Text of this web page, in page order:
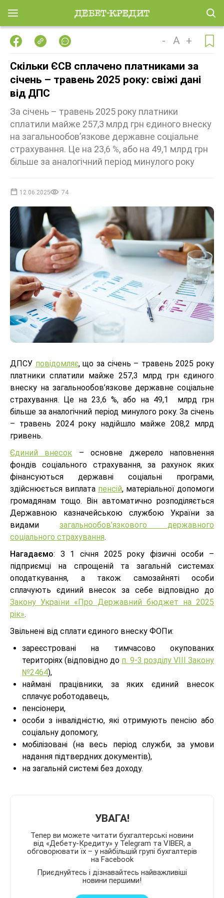
- A +
Скільки ЄСВ сплачено платниками за
січень – травень 2025 року: свіжі дані
від ДПС
За січень – травень 2025 року платники
сплатили майже 257,3 млрд грн єдиного внеску
на загальнообов’язкове державне соціальне
страхування. Це на 23,6 %, або на 49,1 млрд грн
більше за аналогічний період минулого року
12.06.2025 74
ДПСУ повідомляє, що за січень – травень 2025 року
платники сплатили майже 257,3 млрд грн єдиного
внеску на загальнообов’язкове державне соціальне
страхування. Це на 23,6 %, або на 49,1 млрд грн
більше за аналогічний період минулого року. За січень
– травень 2024 року надійшло майже 208,2 млрд
гривень.
Єдиний внесок – основне джерело наповнення
фондів соціального страхування, за рахунок яких
фінансуються державні соціальні програми,
здійснюється виплата пенсій, матеріальної допомоги
громадянам тощо. Він автоматично розподіляється
Державною казначейською службою України за
видами загальнообов’язкового державного
соціального страхування.
Нагадаємо: З 1 січня 2025 року фізичні особи –
підприємці на спрощеній та загальній системах
оподаткування, а також самозайняті особи
сплачують єдиний внесок за себе відповідно до
Закону України «Про Державний бюджет на 2025
рік».
Звільнені від сплати єдиного внеску ФОПи:
зареєстровані на тимчасово окупованих
територіях (відповідно до п. 9-3 розділу VIII Закону
№2464),
наймані працівники, за яких єдиний внесок
сплачує роботодавець,
пенсіонери,
особи з інвалідністю, які отримують пенсію або
соціальну допомогу,
мобілізовані (на весь період служби, за умови
надання підтвердних документів),
на загальній системі без доходу.
УВАГА!
Тепер ви можете читати бухгалтерські новини
від «Дебету-Кредиту» у Telegram та VIBER, а
обговорювати їх – у найбільшій групі бухгалтерів
на Facebook
Приєднуйтесь і дізнавайтесь найважливіші
новини першими!